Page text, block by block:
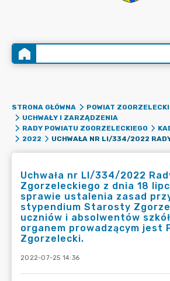
STRONA GŁÓWNA
POWIAT ZGORZELECKI
UCHWAŁY I ZARZĄDZENIA
RADY POWIATU ZGORZELECKIEGO
2022
Uchwała nr LI/334/2022
Zgorzeleckiego z dnia 18
sprawie ustalenia zasad
stypendium Starosty
uczniów i absolwentów
organem prowadzącym jest
Zgorzelecki.
2022-07-25 14:36